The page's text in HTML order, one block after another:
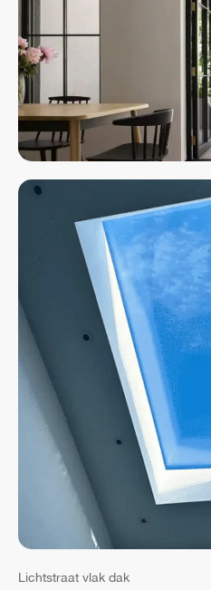
Lichtstraat vlak dak